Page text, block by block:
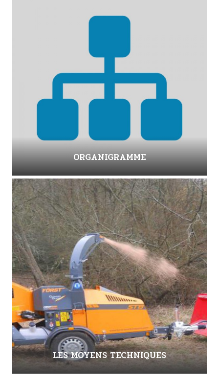
ORGANIGRAMME
LES MOYENS TECHNIQUES